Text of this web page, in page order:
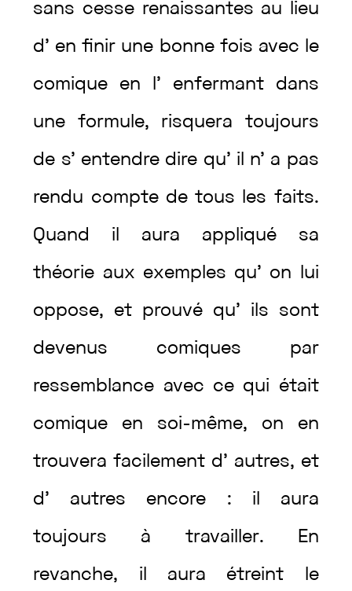
sans cesse renaissantes au lieu
d’ enfinir une bonne fois avec le
comique en l’ enfermant dans
une formule, risquera toujours
de s’ entendre dire qu’ il n’ a pas
rendu compte detous les faits.
Quand il aura appliqué sa
théorie aux exemples qu’ on lui
oppose, et prouvé qu’ ils sont
devenus comiques par
ressemblance avec ce qui était
comique en soi-même, on en
trouverafacilement d’ autres, et
d’ autres encore : il aura
toujours à travailler. En
revanche, il aura étreint le